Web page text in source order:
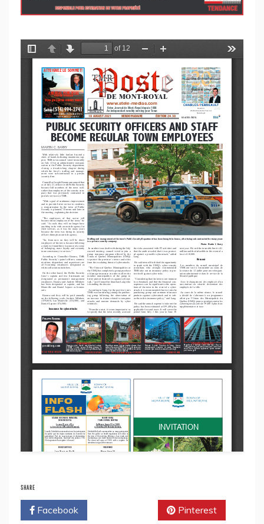
SHARE
Facebook Pinterest